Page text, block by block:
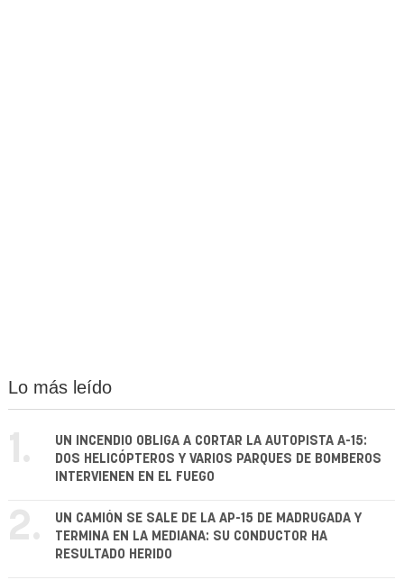
Lo más leído
1.
UN INCENDIO OBLIGA A CORTAR LA AUTOPISTA A-15:
DOS HELICÓPTEROS Y VARIOS PARQUES DE BOMBEROS
INTERVIENEN EN EL FUEGO
2.
UN CAMIÓN SE SALE DE LA AP-15 DE MADRUGADA Y
TERMINA EN LA MEDIANA: SU CONDUCTOR HA
RESULTADO HERIDO